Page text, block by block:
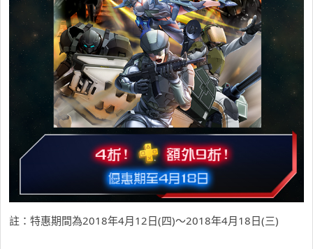
註：特惠期間為2018年4月12日(四)～2018年4月18日(三)